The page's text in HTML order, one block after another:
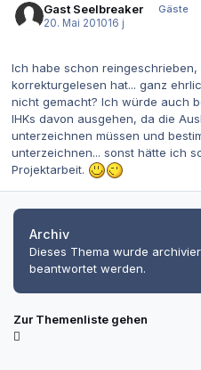
Gast Seelbreaker
Gäste
20. Mai 201016 j
Ich habe schon
korrekturgelesen hat... ganz
nicht gemacht? Ich würde auch
IHKs davon ausgehen, da die
unterzeichnen müssen und
unterzeichnen... sonst hätte ich
Projektarbeit.
Archiv
Dieses Thema wurde
beantwortet werden.
Zur Themenliste gehen